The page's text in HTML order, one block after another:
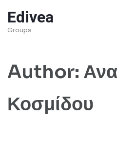
to
content
Enter)
Edivea
Groups
Author:
Κοσμίδου